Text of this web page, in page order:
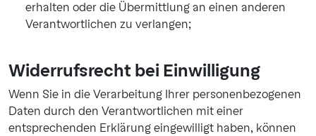
erhalten oder die Übermittlung an einen anderen
Verantwortlichen zu verlangen;
Widerrufsrecht bei Einwilligung
Wenn Sie in die Verarbeitung Ihrer personenbezogenen
Daten durch den Verantwortlichen mit einer
entsprechenden Erklärung eingewilligt haben, können